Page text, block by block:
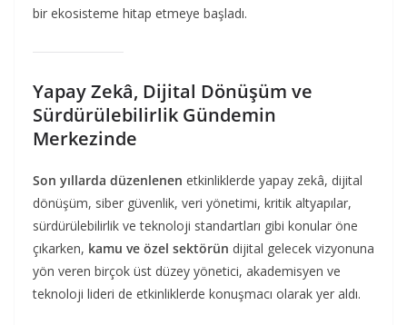
bir ekosisteme hitap etmeye başladı.
Yapay Zekâ, Dijital Dönüşüm ve
Sürdürülebilirlik Gündemin
Merkezinde
Son yıllarda düzenlenen etkinliklerde yapay zekâ, dijital
dönüşüm, siber güvenlik, veri yönetimi, kritik altyapılar,
sürdürülebilirlik ve teknoloji standartları gibi konular öne
çıkarken, kamu ve özel sektörün dijital gelecek vizyonuna
yön veren birçok üst düzey yönetici, akademisyen ve
teknoloji lideri de etkinliklerde konuşmacı olarak yer aldı.